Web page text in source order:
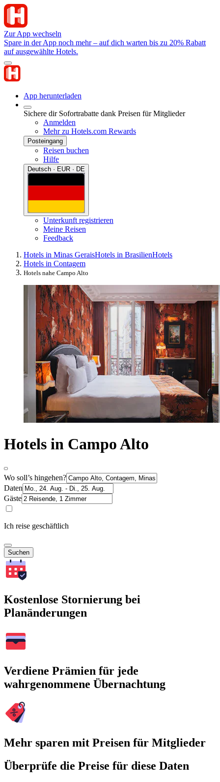
Zur App wechseln
Spare in der App noch mehr – auf dich warten bis zu 20% Rabatt
auf ausgewählte Hotels.
App herunterladen
Sichere dir Sofortrabatte dank Preisen für Mitglieder
Anmelden
Mehr zu Hotels.com Rewards
Posteingang
Reisen buchen
Hilfe
Deutsch · EUR · DE
Unterkunft registrieren
Meine Reisen
Feedback
Hotels in Minas GeraisHotels in BrasilienHotels
Hotels in Contagem
Hotels nahe Campo Alto
Hotels in Campo Alto
Wo soll’s hingehen?
Daten
Gäste
Ich reise geschäftlich
Suchen
Kostenlose Stornierung bei
Planänderungen
Verdiene Prämien für jede
wahrgenommene Übernachtung
Mehr sparen mit Preisen für Mitglieder
Überprüfe die Preise für diese Daten